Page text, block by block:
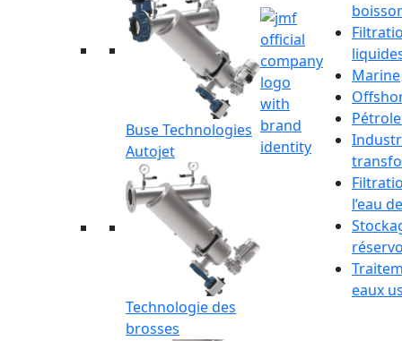
Buse Technologies
Autojet
Technologie des
brosses
Marine
l’eau
eaux